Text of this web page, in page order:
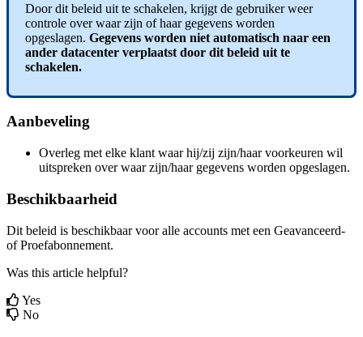
Door dit beleid uit te schakelen, krijgt de gebruiker weer
controle over waar zijn of haar gegevens worden
opgeslagen. Gegevens worden niet automatisch naar een
ander datacenter verplaatst door dit beleid uit te
schakelen.
Aanbeveling
Overleg met elke klant waar hij/zij zijn/haar voorkeuren wil
uitspreken over waar zijn/haar gegevens worden opgeslagen.
Beschikbaarheid
Dit beleid is beschikbaar voor alle accounts met een Geavanceerd-
of Proefabonnement.
Was this article helpful?
Yes
No